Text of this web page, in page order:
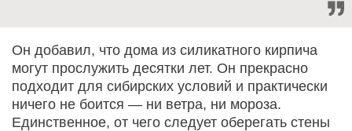
Он добавил, что дома из силикатного кирпича
могут прослужить десятки лет. Он прекрасно
подходит для сибирских условий и практически
ничего не боится — ни ветра, ни мороза.
Единственное, от чего следует оберегать стены